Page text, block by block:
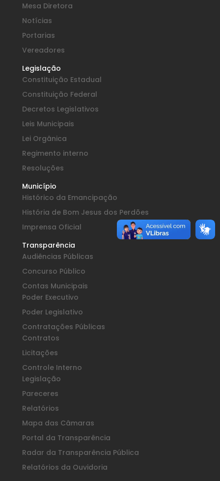
Mesa Diretora
Notícias
Portarias
Vereadores
Legislação
Constituição Estadual
Constituição Federal
Decretos Legislativos
Leis Municipais
Lei Orgânica
Regimento interno
Resoluções
Município
Histórico da Emancipação
História de Bom Jesus dos Perdões
Imprensa Oficial
Transparência
Audiências Públicas
Concurso Público
Contas Municipais
Poder Executivo
Poder Legislativo
Contratações Públicas
Contratos
Licitações
Controle Interno
Legislação
Pareceres
Relatórios
Mapa das Câmaras
Portal da Transparência
Radar da Transparência Pública
Relatórios da Ouvidoria